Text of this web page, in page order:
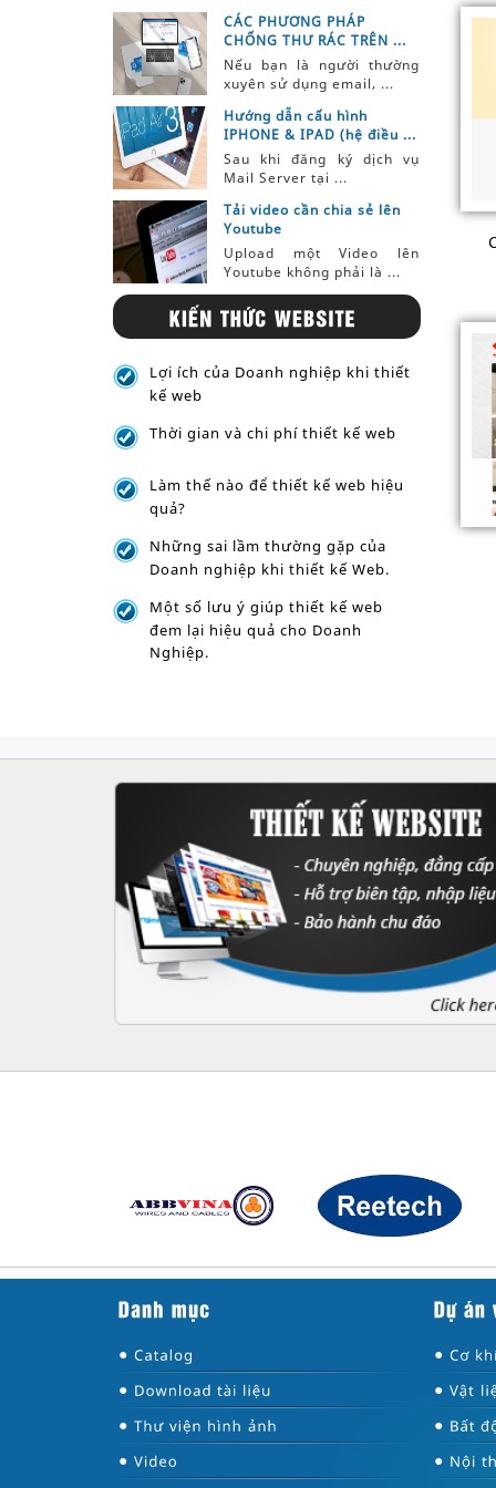
CÁC PHƯƠNG PHÁP
CHỐNG THƯ RÁC TRÊN ...
Nếu bạn là người thường
xuyên sử dụng email, ...
Hướng dẫn cấu hình
IPHONE & IPAD (hệ điều ...
Sau khi đăng ký dịch vụ
Mail Server tại ...
Tải video cần chia sẻ lên
Youtube
Upload một Video lên
Youtube không phải là ...
Lợi ích của Doanh nghiệp khi thiết
kế web
Thời gian và chi phí thiết kế web
Làm thế nào để thiết kế web hiệu
quả?
Những sai lầm thường gặp của
Doanh nghiệp khi thiết kế Web.
Một số lưu ý giúp thiết kế web
đem lại hiệu quả cho Doanh
Nghiệp.
●
●
●
●
●
●
●
●